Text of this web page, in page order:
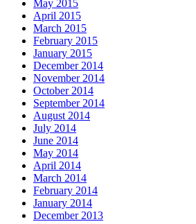
May 2015
April 2015
March 2015
February 2015
January 2015
December 2014
November 2014
October 2014
September 2014
August 2014
July 2014
June 2014
May 2014
April 2014
March 2014
February 2014
January 2014
December 2013